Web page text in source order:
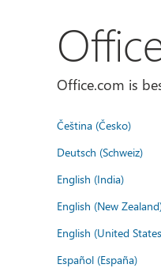
Office.com is
Čeština (Česko)
Deutsch (Schweiz)
English (India)
English (New
English (United
Español (España)